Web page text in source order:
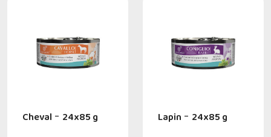
Cheval - 24x85 g Lapin - 24x85 g